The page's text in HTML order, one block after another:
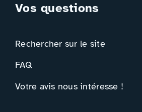
Vos questions
Rechercher sur le site
FAQ
Votre avis nous intéresse !